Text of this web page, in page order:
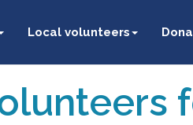
Local volunteers